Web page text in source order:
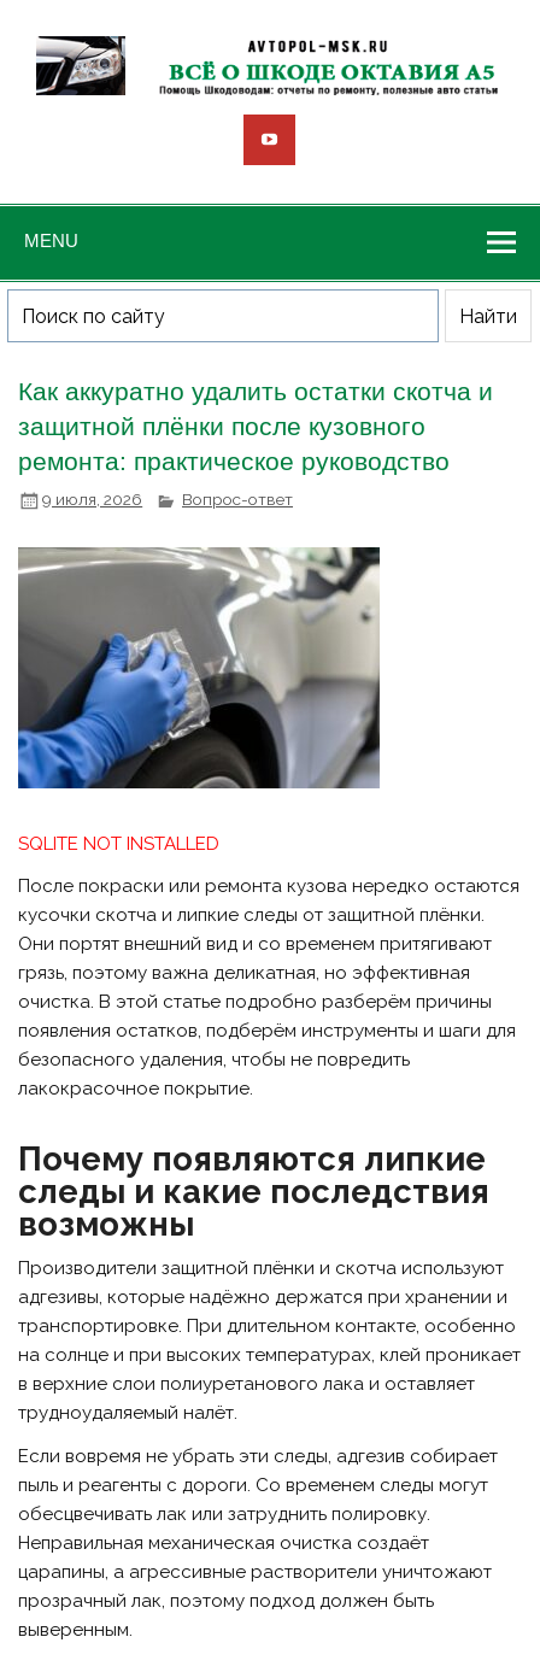
MENU
Как аккуратно удалить остатки скотча и
защитной плёнки после кузовного
ремонта: практическое руководство
9 июля, 2026 Вопрос-ответ
SQLITE NOT INSTALLED
После покраски или ремонта кузова нередко остаются
кусочки скотча и липкие следы от защитной плёнки.
Они портят внешний вид и со временем притягивают
грязь, поэтому важна деликатная, но эффективная
очистка. В этой статье подробно разберём причины
появления остатков, подберём инструменты и шаги для
безопасного удаления, чтобы не повредить
лакокрасочное покрытие.
Почему появляются липкие
следы и какие последствия
возможны
Производители защитной плёнки и скотча используют
адгезивы, которые надёжно держатся при хранении и
транспортировке. При длительном контакте, особенно
на солнце и при высоких температурах, клей проникает
в верхние слои полиуретанового лака и оставляет
трудноудаляемый налёт.
Если вовремя не убрать эти следы, адгезив собирает
пыль и реагенты с дороги. Со временем следы могут
обесцвечивать лак или затруднить полировку.
Неправильная механическая очистка создаёт
царапины, а агрессивные растворители уничтожают
прозрачный лак, поэтому подход должен быть
выверенным.